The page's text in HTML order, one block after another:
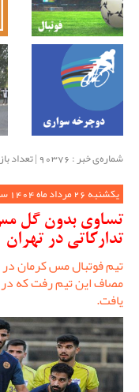
شماره‌ی خبر : ‌90376 | تعداد بازدید : 634
یکشنبه 26 مرداد ماه 1404 ساعت 23:01
تساوی بدون گل
تدارکاتی در تهران
تیم فوتبال مس کرمان در
مصاف این تیم رفت که در
یافت.